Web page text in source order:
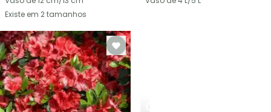
Existe em 2 tamanhos